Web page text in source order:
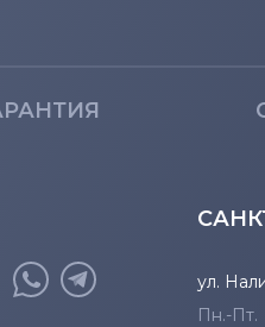
ул.
Пн.-Пт.